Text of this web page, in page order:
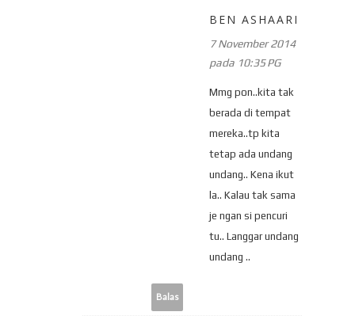
BEN ASHAARI
7 November 2014
pada 10:35 PG
Mmg pon..kita tak
berada di tempat
mereka..tp kita
tetap ada undang
undang.. Kena ikut
la.. Kalau tak sama
je ngan si pencuri
tu.. Langgar undang
undang ..
Balas